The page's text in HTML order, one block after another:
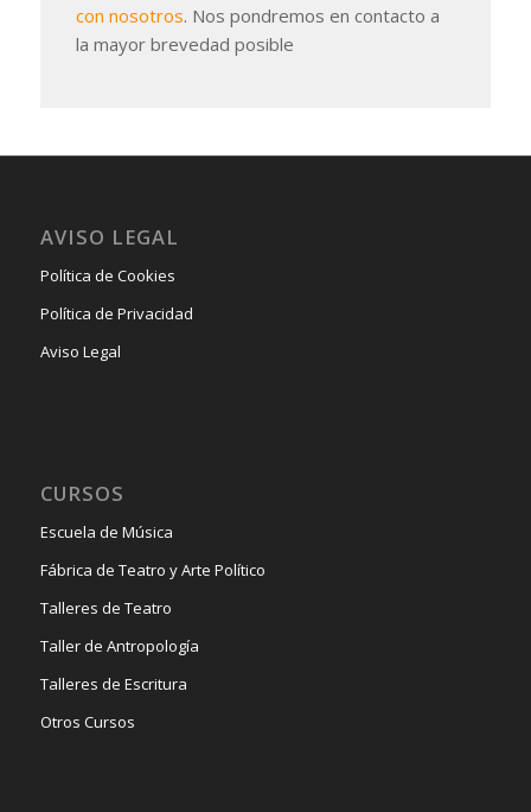
con nosotros. Nos pondremos en contacto a
la mayor brevedad posible
AVISO LEGAL
Política de Cookies
Política de Privacidad
Aviso Legal
CURSOS
Escuela de Música
Fábrica de Teatro y Arte Político
Talleres de Teatro
Taller de Antropología
Talleres de Escritura
Otros Cursos